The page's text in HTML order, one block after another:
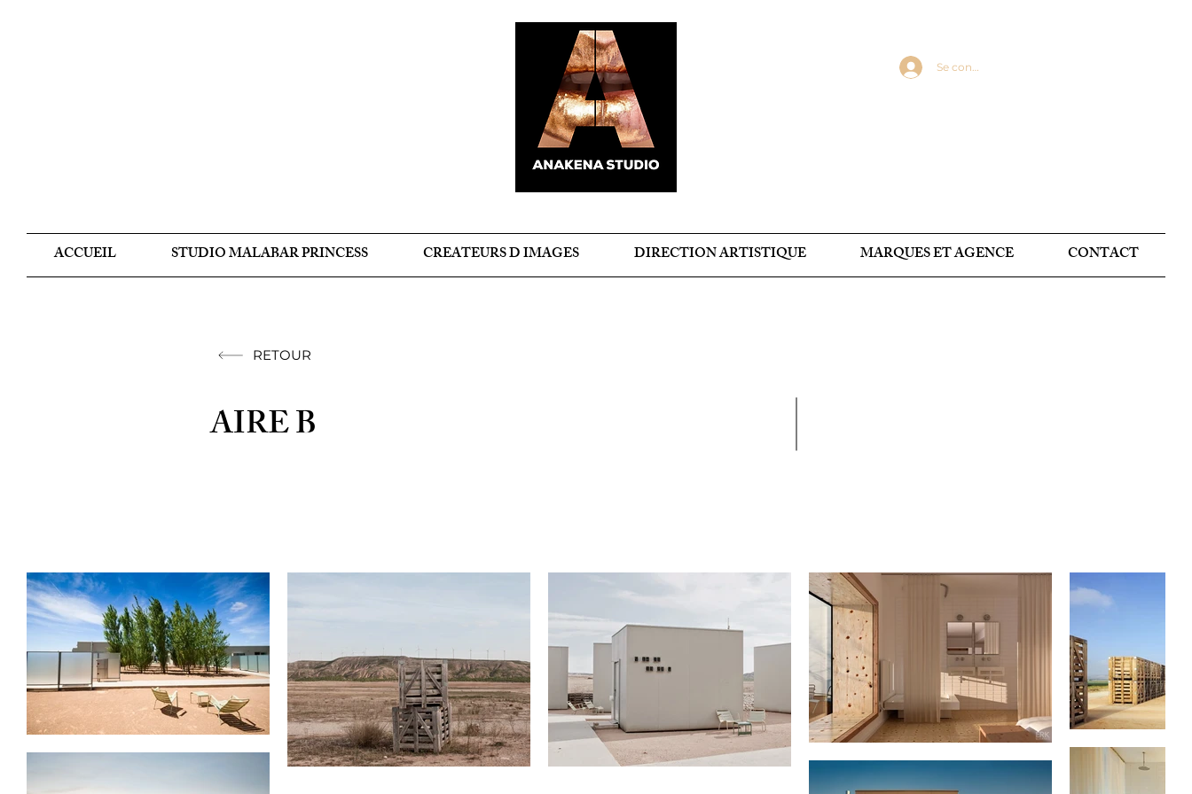
Se connecter
ACCUEIL STUDIO MALABAR PRINCESS CREATEURS D IMAGES DIRECTION ARTISTIQUE MARQUES ET AGENCE CONTACT
RETOUR
AIRE B